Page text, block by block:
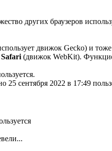
других браузеров
движок Gecko) и
Safari (движок WebKit).
25 сентября 2022 в 17:49